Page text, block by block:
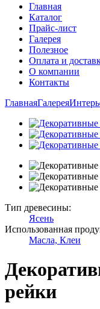
Главная
Каталог
Прайс-лист
Галерея
Полезное
Оплата и
О компании
Контакты
ГлавнаяГалерея
Тип древесины:
Ясень
Использованная
Масла, Клеи
рейки